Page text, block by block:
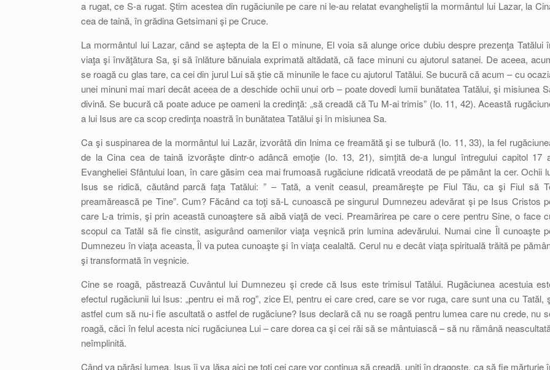
a rugat, ce S-a rugat. Ştim acestea din rugăciunile pe care ni le-au relatat evangheliştii la mormântul lui Lazar, la
cea de taină, în grădina Getsimani şi pe Cruce.
La mormântul lui Lazar, când se aştepta de la El o minune, El voia să alunge orice dubiu despre prezenţa Tatălui
viaţa şi învăţătura Sa, şi să înlăture bănuiala exprimată altădată, că face minuni cu ajutorul satanei. De aceea,
se roagă cu glas tare, ca cei din jurul Lui să ştie că minunile le face cu ajutorul Tatălui. Se bucură că acum – cu
unei minuni mai mari decât aceea de a deschide ochii unui orb – poate dovedi lumii bunătatea Tatălui, şi misiunea
divină. Se bucură că poate aduce pe oameni la credinţă: „să creadă că Tu M-ai trimis” (Io. 11, 42). Această
a lui Isus are ca scop credinţa noastră în bunătatea Tatălui şi în misiunea Sa.
Ca şi suspinarea de la mormântul lui Lazăr, izvorâtă din Inima ce freamătă şi se tulbură (Io. 11, 33), la fel
de la Cina cea de taină izvorăşte dintr-o adâncă emoţie (Io. 13, 21), simţită de-a lungul întregului capitol 17
Evangheliei Sfântului Ioan, în care găsim cea mai frumoasă rugăciune ridicată vreodată de pe pământ la cer. Ochii
Isus se ridică, căutând parcă faţa Tatălui: ” – Tată, a venit ceasul, preamăreşte pe Fiul Tău, ca şi Fiul să
preamărească pe Tine”. Cum? Făcând ca toţi să-L cunoască pe singurul Dumnezeu adevărat şi pe Isus Cristos
care L-a trimis, şi prin această cunoaştere să aibă viaţă de veci. Preamărirea pe care o cere pentru Sine, o face
scopul ca Tatăl să fie cinstit, asigurând oamenilor viaţa veşnică prin lumina adevărului. Numai cine Îl cunoaşte
Dumnezeu în viaţa aceasta, Îl va putea cunoaşte şi în viaţa cealaltă. Cerul nu e decât viaţa spirituală trăită pe
şi transformată în veşnicie.
Cine se roagă, păstrează Cuvântul lui Dumnezeu şi crede că Isus este trimisul Tatălui. Rugăciunea acestuia
efectul rugăciunii lui Isus: „pentru ei mă rog”, zice El, pentru ei care cred, care se vor ruga, care sunt una cu Tatăl,
astfel cum să nu-i fie ascultată o astfel de rugăciune? Isus declară că nu se roagă pentru lumea care nu crede, nu
roagă, căci în felul acesta nici rugăciunea Lui – care dorea ca şi cei răi să se mântuiască – să nu rămână
neîmplinită.
Când va părăsi lumea, Isus îi va lăsa aici pe toţi cei care vor continua să creadă, uniţi în dragoste, ca să fie mărturie